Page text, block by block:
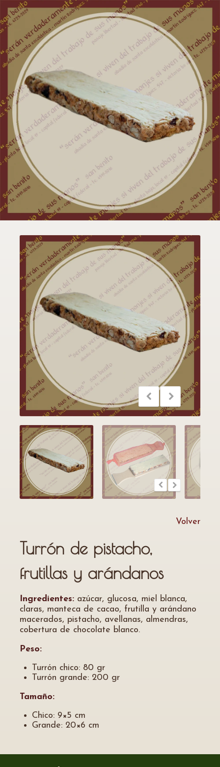
Volver
Turrón de pistacho,
frutillas y arándanos
Ingredientes: azúcar, glucosa, miel blanca,
claras, manteca de cacao, frutilla y arándano
macerados, pistacho, avellanas, almendras,
cobertura de chocolate blanco.
Peso:
Turrón chico: 80 gr
Turrón grande: 200 gr
Tamaño:
Chico: 9×5 cm
Grande: 20×6 cm